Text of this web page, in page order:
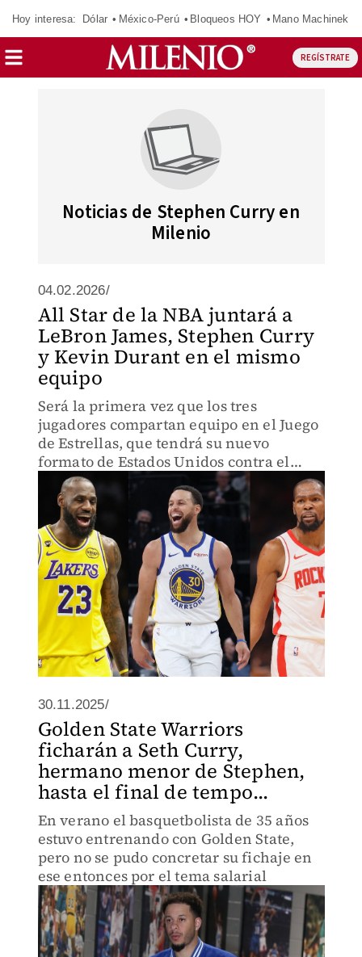
Hoy interesa: Dólar México-Perú Bloqueos HOY Mano Machinek
REGÍSTRATE
Noticias de Stephen Curry en
Milenio
04.02.2026/
All Star de la NBA juntará a
LeBron James, Stephen Curry
y Kevin Durant en el mismo
equipo
Será la primera vez que los tres
jugadores compartan equipo en el Juego
de Estrellas, que tendrá su nuevo
formato de Estados Unidos contra el
mundo
30.11.2025/
Golden State Warriors
ficharán a Seth Curry,
hermano menor de Stephen,
hasta el final de tempo...
En verano el basquetbolista de 35 años
estuvo entrenando con Golden State,
pero no se pudo concretar su fichaje en
ese entonces por el tema salarial